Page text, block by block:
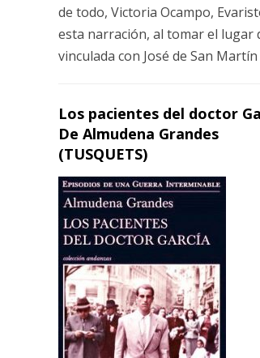
de todo, Victoria Ocampo,
esta narración, al tomar el lugar
vinculada con José de San
Los pacientes del doctor
De Almudena Grandes
(TUSQUETS)